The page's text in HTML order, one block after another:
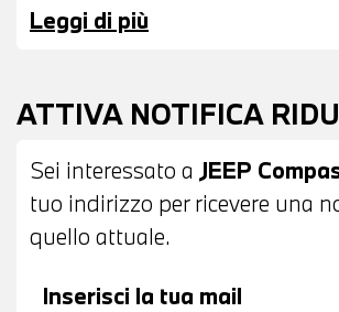
CRUISE CONTROL - CAMBIO
BRACCIOLO CENTRALE
PERMUTA - POSSIBILITA' DI
Leggi di più
ATTIVA NOTIFICA
Sei interessato a JEEP
tuo indirizzo per ricevere una
quello attuale.
Inserisci la tua mail